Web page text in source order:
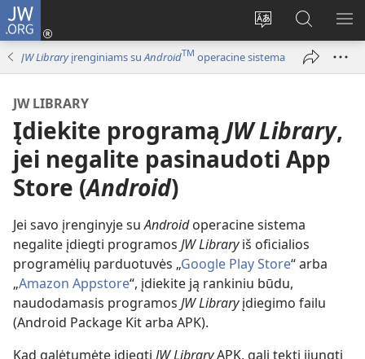
JW.ORG
Pakeisti
svetainės
Prisijungti
(atsiveria
naujas
Paieška
svetainėje
JW.ORG
JW Libraryįrenginiams su AndroidTM operacine sistema
JW LIBRARY
Įdiekite programą JW Library,
jei negalite pasinaudoti App
Store (Android)
Jei savo įrenginyje suAndroidoperacine sistema
negalite įdiegti programos JW Libraryiš oficialios
programėlių parduotuvės „Google Play Store“ arba
„Amazon Appstore“, įdiekite ją rankiniu būdu,
naudodamasis programos JW Libraryįdiegimo failu
(Android Package Kit arba APK).
Kad galėtumėte įdiegti JW LibraryAPK, gali tekti įjungti